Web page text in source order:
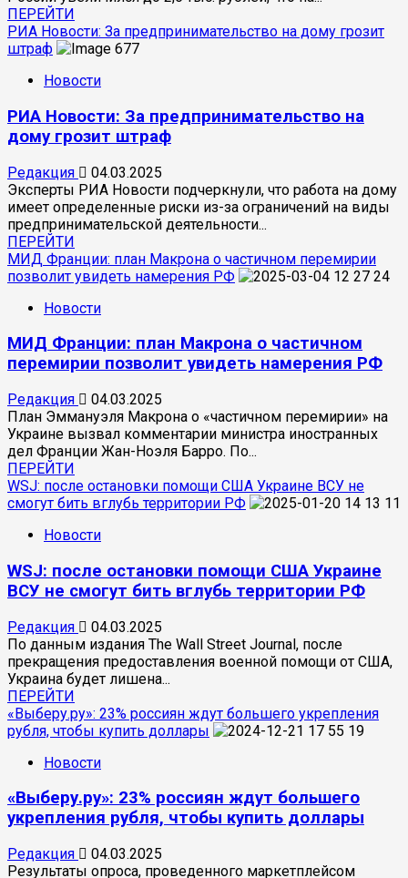
ПЕРЕЙТИ
больше
о
Индекс»:
в
России
на
17%
за
год
РИА Новости: За предпринимательство на дому грозит
штраф
Новости
РИА Новости: За предпринимательство на
дому грозит штраф
Редакция
04.03.2025
Эксперты РИА Новости подчеркнули, что работа на дому
имеет определенные риски из-за ограничений на виды
предпринимательской деятельности...
ПЕРЕЙТИ
больше
о
Новости:
предпринимательство
на
грозит
штраф
МИД Франции: план Макрона о частичном перемирии
позволит увидеть намерения РФ
Новости
МИД Франции: план Макрона о частичном
перемирии позволит увидеть намерения РФ
Редакция
04.03.2025
План Эммануэля Макрона о «частичном перемирии» на
Украине вызвал комментарии министра иностранных
дел Франции Жан-Ноэля Барро. По...
ПЕРЕЙТИ
больше
о
Франции:
Макрона
о
перемирии
позволит
увидеть
намерения
WSJ: после остановки помощи США Украине ВСУ не
смогут бить вглубь территории РФ
Новости
WSJ: после остановки помощи США Украине
ВСУ не смогут бить вглубь территории РФ
Редакция
04.03.2025
По данным издания The Wall Street Journal, после
прекращения предоставления военной помощи от США,
Украина будет лишена...
ПЕРЕЙТИ
больше
о
после
помощи
США
ВСУ
не
«Выберу.ру»: 23% россиян ждут большего укрепления
рубля, чтобы купить доллары
Новости
«Выберу.ру»: 23% россиян ждут большего
укрепления рубля, чтобы купить доллары
Редакция
04.03.2025
Результаты опроса, проведенного маркетплейсом